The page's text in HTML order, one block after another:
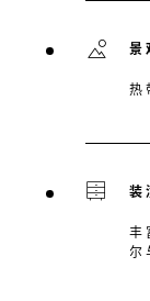
景
热
装
丰
尔